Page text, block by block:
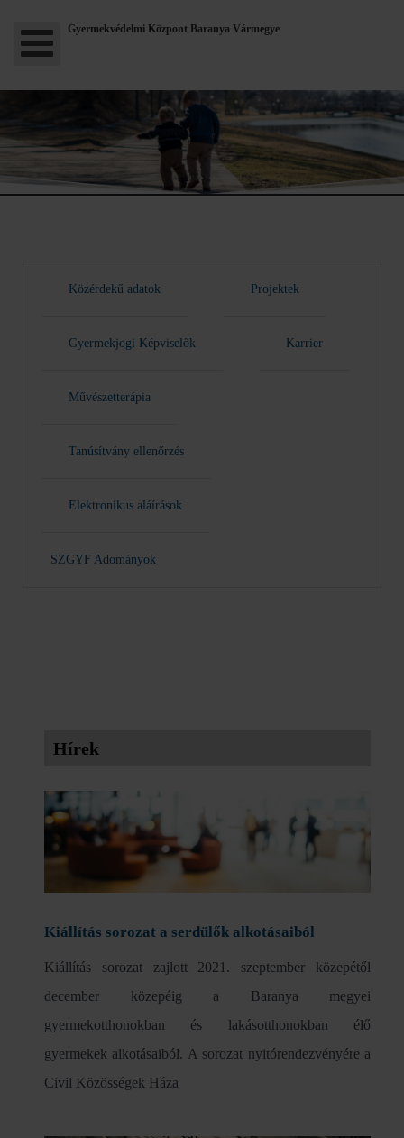
Gyermekvédelmi Központ Baranya Vármegye
Közérdekű adatok Projektek
Gyermekjogi Képviselők Karrier
Művészetterápia
Tanúsítvány ellenőrzés
Elektronikus aláírások
SZGYF Adományok
Hírek
Kiállítás sorozat a serdülők alkotásaiból
Kiállítás sorozat zajlott 2021. szeptember közepétől
december közepéig a Baranya megyei
gyermekotthonokban és lakásotthonokban élő
gyermekek alkotásaiból. A sorozat nyitórendezvényére a
Civil Közösségek Háza